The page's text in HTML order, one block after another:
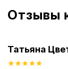
Отзывы
Татьяна
★★★★★